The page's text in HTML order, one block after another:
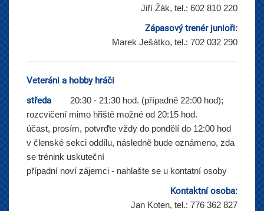
Jiří Žák, tel.: 602 810 220
Zápasový trenér junioři:
Marek Ješátko, tel.: 702 032 290
Veteráni a hobby hráči
středa
20:30 - 21:30 hod. (případně 22:00 hod);
rozcvičení mimo hřiště možné od 20:15 hod.
účast, prosím, potvrďte vždy do pondělí do 12:00 hod
v členské sekci oddílu, následně bude oznámeno, zda
se trénink uskuteční
případní noví zájemci - nahlašte se u kontatní osoby
Kontaktní osoba:
Jan Koten, tel.: 776 362 827